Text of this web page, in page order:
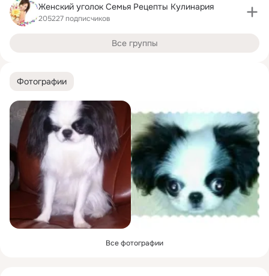
Фотографии
Все фотографии
Женский уголок Семья Рецепты Кулинария
205227 подписчиков
Все группы